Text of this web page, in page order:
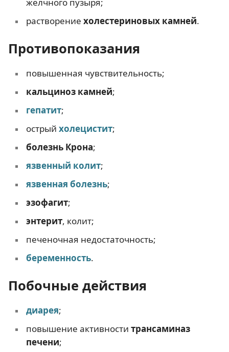
растворение холестериновых камней.
Противопоказания
повышенная чувствительность;
кальциноз камней;
гепатит;
острый холецистит;
болезнь Крона;
язвенный колит;
язвенная болезнь;
эзофагит;
энтерит, колит;
печеночная недостаточность;
беременность.
Побочные действия
диарея;
повышение активности трансаминаз
печени;